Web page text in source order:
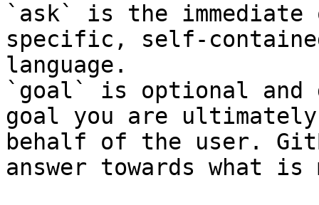
`ask` is the
specific, self-
language.
`goal` is optional and
goal you are
behalf of the user.
answer towards what